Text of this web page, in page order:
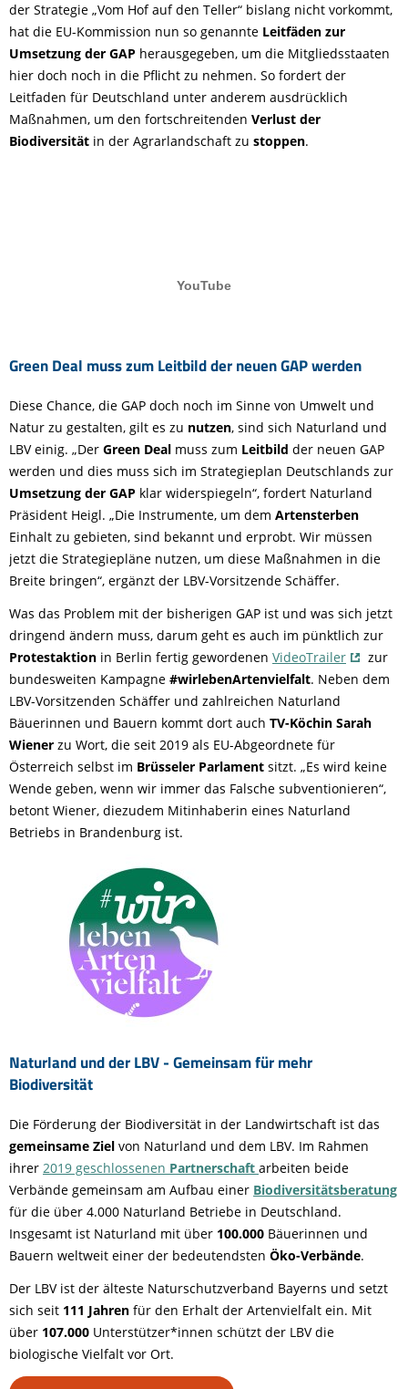
der Strategie „Vom Hof auf den Teller“ bislang nicht vorkommt,
hat die EU-Kommission nun so genannte Leitfäden zur
Umsetzung der GAP herausgegeben, um die Mitgliedsstaaten
hier doch noch in die Pflicht zu nehmen. So fordert der
Leitfaden für Deutschland unter anderem ausdrücklich
Maßnahmen, um den fortschreitenden Verlust der
Biodiversität in der Agrarlandschaft zu stoppen.
Green Deal muss zum Leitbild der neuen GAP werden
Diese Chance, die GAP doch noch im Sinne von Umwelt und
Natur zu gestalten, gilt es zu nutzen, sind sich Naturland und
LBV einig. „Der Green Deal muss zum Leitbild der neuen GAP
werden und dies muss sich im Strategieplan Deutschlands zur
Umsetzung der GAP klar widerspiegeln“, fordert Naturland
Präsident Heigl. „Die Instrumente, um dem Artensterben
Einhalt zu gebieten, sind bekannt und erprobt. Wir müssen
jetzt die Strategiepläne nutzen, um diese Maßnahmen in die
Breite bringen“, ergänzt der LBV-Vorsitzende Schäffer.
Was das Problem mit der bisherigen GAP ist und was sich jetzt
dringend ändern muss, darum geht es auch im pünktlich zur
Protestaktion in Berlin fertig gewordenen VideoTrailer
zur
bundesweiten Kampagne #wirlebenArtenvielfalt. Neben dem
LBV-Vorsitzenden Schäffer und zahlreichen Naturland
Bäuerinnen und Bauern kommt dort auch TV-Köchin Sarah
Wiener zu Wort, die seit 2019 als EU-Abgeordnete für
Österreich selbst im Brüsseler Parlament sitzt. „Es wird keine
Wende geben, wenn wir immer das Falsche subventionieren“,
betont Wiener, diezudem Mitinhaberin eines Naturland
Betriebs in Brandenburg ist.
Naturland und der LBV - Gemeinsam für mehr
Biodiversität
Die Förderung der Biodiversität in der Landwirtschaft ist das
gemeinsame Ziel von Naturland und dem LBV. Im Rahmen
ihrer 2019 geschlossenen Partnerschaft arbeiten beide
Verbände gemeinsam am Aufbau einer Biodiversitätsberatung
für die über 4.000 Naturland Betriebe in Deutschland.
Insgesamt ist Naturland mit über 100.000 Bäuerinnen und
Bauern weltweit einer der bedeutendsten Öko-Verbände.
Der LBV ist der älteste Naturschutzverband Bayerns und setzt
sich seit 111 Jahren für den Erhalt der Artenvielfalt ein. Mit
über 107.000 Unterstützer*innen schützt der LBV die
biologische Vielfalt vor Ort.